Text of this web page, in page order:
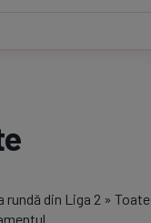
rundă din Liga 2 » Toate